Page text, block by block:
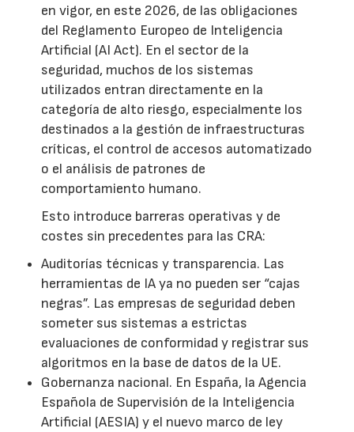
en vigor, en este 2026, de las obligaciones
del Reglamento Europeo de Inteligencia
Artificial (AI Act). En el sector de la
seguridad, muchos de los sistemas
utilizados entran directamente en la
categoría de alto riesgo, especialmente los
destinados a la gestión de infraestructuras
críticas, el control de accesos automatizado
o el análisis de patrones de
comportamiento humano.
Esto introduce barreras operativas y de
costes sin precedentes para las CRA:
Auditorías técnicas y transparencia. Las
herramientas de IA ya no pueden ser “cajas
negras”. Las empresas de seguridad deben
someter sus sistemas a estrictas
evaluaciones de conformidad y registrar sus
algoritmos en la base de datos de la UE.
Gobernanza nacional. En España, la Agencia
Española de Supervisión de la Inteligencia
Artificial (AESIA) y el nuevo marco de ley